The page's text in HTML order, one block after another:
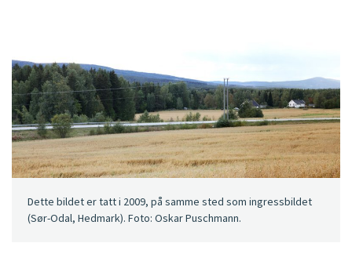
Dette bildet er tatt i 2009, på samme sted som ingressbildet
(Sør-Odal, Hedmark). Foto: Oskar Puschmann.